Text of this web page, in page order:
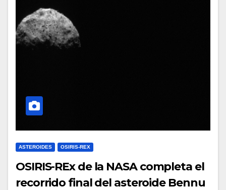
ASTEROIDES OSIRIS-REX
OSIRIS-REx de la NASA completa el
recorrido final del asteroide Bennu